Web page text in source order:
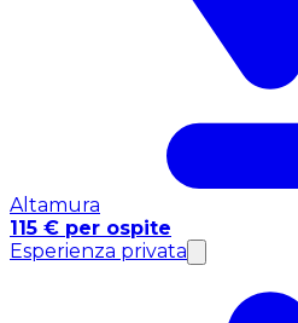
Altamura
115 € per ospite
Esperienza privata